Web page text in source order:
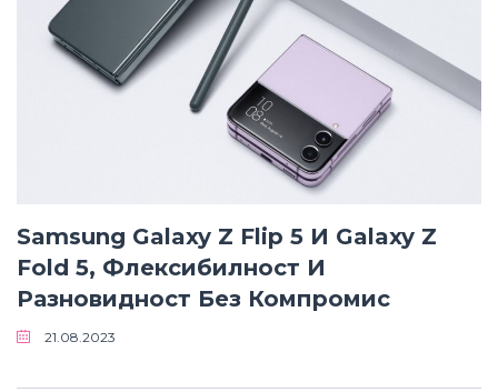
Samsung Galaxy Z Flip 5 И Galaxy Z
Fold 5, Флексибилност И
Разновидност Без Компромис
21.08.2023